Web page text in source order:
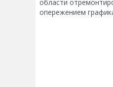
области
опережением